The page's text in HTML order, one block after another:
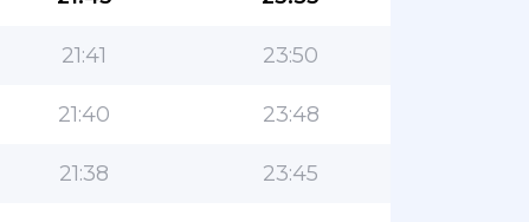
21:41 23:50
21:40 23:48
21:38 23:45